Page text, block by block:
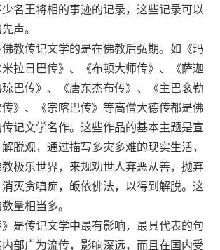
名王将相的事迹的记录，这些记录可以
声。
传记文学的是在佛教后弘期。如《玛
拉日巴传》、《布顿大师传》、《萨迦
巴传》、《唐东杰布传》、《主巴衮勒
》、《宗喀巴传》等高僧大德传都是佛
记文学名作。这些作品的基本主题是宣
脱观，通过描写多灾多难的现实生活，
极乐世界，来规劝世人弃恶从善，抛弃
灭贪嗔痴，皈依佛法，以得到解脱。这
量相当多。
传记文学中最有影响，最具代表的句
部广为流传，影响深远，而且在国内受